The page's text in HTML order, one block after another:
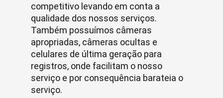
competitivo levando em conta a
qualidade dos nossos serviços.
Também possuímos câmeras
apropriadas, câmeras ocultas e
celulares de última geração para
registros, onde facilitam o nosso
serviço e por consequência barateia o
serviço.